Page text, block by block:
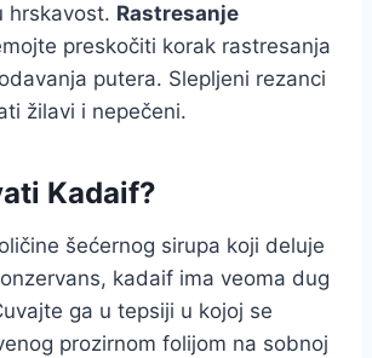
hrskavost. Rastresanje
preskočiti korak rastresanja
putera. Slepljeni rezanci
žilavi i nepečeni.
Kadaif?
šećernog sirupa koji deluje
kadaif ima veoma dug
ga u tepsiji u kojoj se
prozirnom folijom na sobnoj